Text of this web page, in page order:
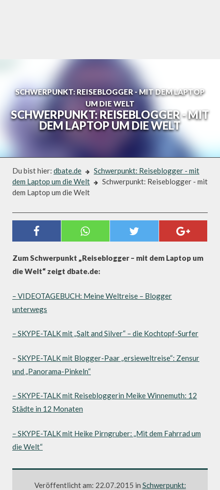
SCHWERPUNKT: REISEBLOGGER - MIT DEM LAPTOP
UM DIE WELT
SCHWERPUNKT: REISEBLOGGER - MIT
DEM LAPTOP UM DIE WELT
Du bist hier: dbate.de
Schwerpunkt: Reiseblogger - mit
dem Laptop um die Welt
Schwerpunkt: Reiseblogger - mit
dem Laptop um die Welt
SCHWERPUNKT: REISEBLOGGER -
MIT DEM LAPTOP UM DIE WELT
Zum Schwerpunkt „Reiseblogger – mit dem Laptop um
die Welt“ zeigt dbate.de:
– VIDEOTAGEBUCH: Meine Weltreise – Blogger
unterwegs
– SKYPE-TALK mit „Salt and Silver“ – die Kochtopf-Surfer
– SKYPE-TALK mit Blogger-Paar „ersieweltreise“: Zensur
und „Panorama-Pinkeln“
– SKYPE-TALK mit Reisebloggerin Meike Winnemuth: 12
Städte in 12 Monaten
– SKYPE-TALK mit Heike Pirngruber: „Mit dem Fahrrad um
die Welt“
Veröffentlicht am: 22.07.2015 in Schwerpunkt: